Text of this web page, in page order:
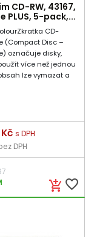
CD-RW, 43167,
PLUS, 5-pack,...
CD-
(Compact Disc –
označuje disky,
více než jednou
lze vymazat a
add_shopping_cart favorite_border
s DPH
DPH